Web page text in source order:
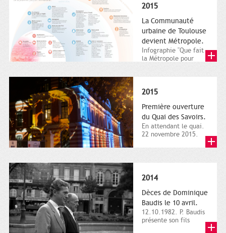
2015
La Communauté
urbaine de Toulouse
devient Métropole.
Infographie "Que fait
la Métropole pour
2015
Première ouverture
du Quai des Savoirs.
En attendant le quai.
22 novembre 2015.
2014
Dèces de Dominique
Baudis le 10 avril.
12.10.1982. P. Baudis
présente son fils